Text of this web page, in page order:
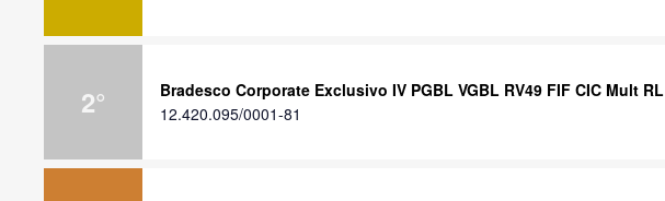
2°
Bradesco Corporate Exclusivo IV PGBL VGBL RV49 FIF CIC Mult RL
12.420.095/0001-81